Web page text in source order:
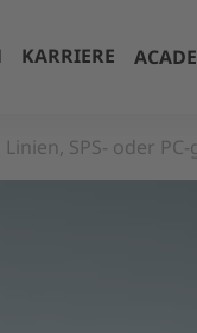
KARRIERE
SPS- oder